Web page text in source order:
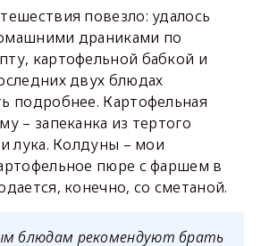
повезло: удалось
драниками по
картофельной бабкой и
двух блюдах
подробнее. Картофельная
– запеканка из тертого
лука. Колдуны – мои
пюре с фаршем в
конечно, со сметаной.
блюдам рекомендуют брать